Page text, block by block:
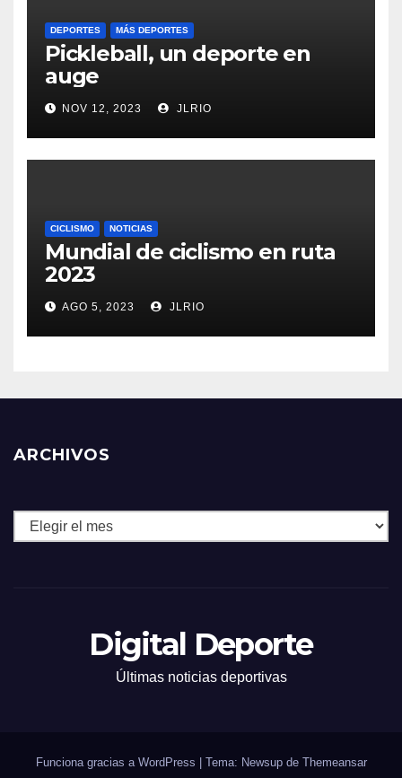
DEPORTES MÁS DEPORTES
Pickleball, un deporte en
auge
NOV 12, 2023 JLRIO
CICLISMO NOTICIAS
Mundial de ciclismo en ruta
2023
AGO 5, 2023 JLRIO
ARCHIVOS
Archivos
Digital Deporte
Últimas noticias deportivas
Funciona gracias a WordPress Tema: Newsup de Themeansar